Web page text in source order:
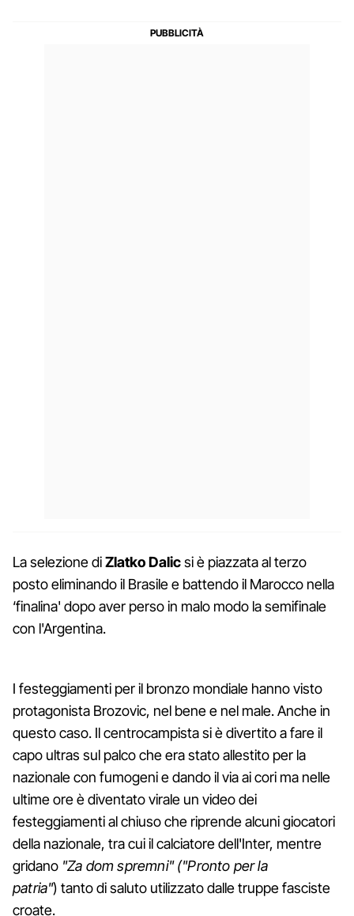
La selezione diZlatko Dalicsi è piazzata al terzo
posto eliminando il Brasile e battendo il Marocco nella
‘finalina' dopo aver perso in malo modo la semifinale
con l'Argentina.
I festeggiamenti per il bronzo mondiale hanno visto
protagonista Brozovic, nel bene e nel male. Anche in
questo caso. Il centrocampista si è divertito a fare il
capo ultras sul palco che era stato allestito per la
nazionale con fumogeni e dando il via ai cori ma nelle
ultime ore è diventato virale un video dei
festeggiamenti al chiuso che riprende alcuni giocatori
della nazionale, tra cui il calciatore dell'Inter, mentre
gridano "Za dom spremni" ("Pronto per la
patria") tanto di saluto utilizzato dalle truppe fasciste
croate.